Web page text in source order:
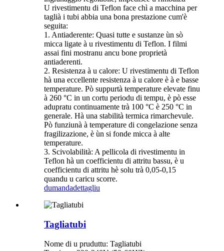
U rivestimentu di Teflon face chì a macchina per
taglià i tubi abbia una bona prestazione cum'è
seguita:
1. Antiaderente: Quasi tutte e sustanze ùn sò
micca ligate à u rivestimentu di Teflon. I filmi
assai fini mostranu ancu bone proprietà
antiaderenti.
2. Resistenza à u calore: U rivestimentu di Teflon
hà una eccellente resistenza à u calore è à e basse
temperature. Pò suppurtà temperature elevate finu
à 260 °C in un cortu periodu di tempu, è pò esse
adupratu continuamente trà 100 °C è 250 °C in
generale. Hà una stabilità termica rimarchevule.
Pò funziunà à temperature di congelazione senza
fragilizazione, è ùn si fonde micca à alte
temperature.
3. Scivolabilità: A pellicola di rivestimentu in
Teflon hà un coefficientu di attritu bassu, è u
coefficientu di attritu hè solu trà 0,05-0,15
quandu u caricu scorre.
dumandadettagliu
Tagliatubi
Nome di u pruduttu: Tagliatubi